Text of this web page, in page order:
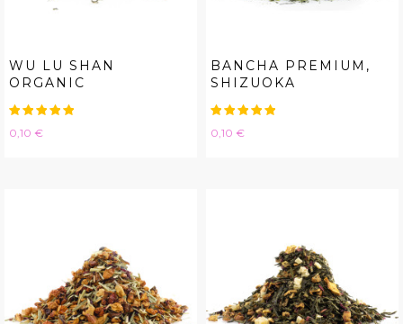
WU LU SHAN
ORGANIC
Hinta
0,10 €
BANCHA PREMIUM,
SHIZUOKA
Hinta
0,10 €